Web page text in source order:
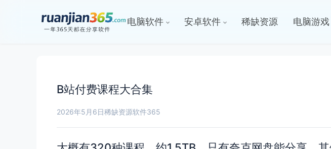
电脑软件 安卓软件 稀缺资源 电脑游戏
B站付费课程大合集
2026年5月6日稀缺资源软件365